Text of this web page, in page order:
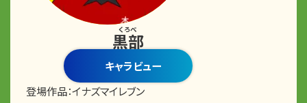
黒部
くろべ
キャラビュー
登場作品：イナズマイレブン